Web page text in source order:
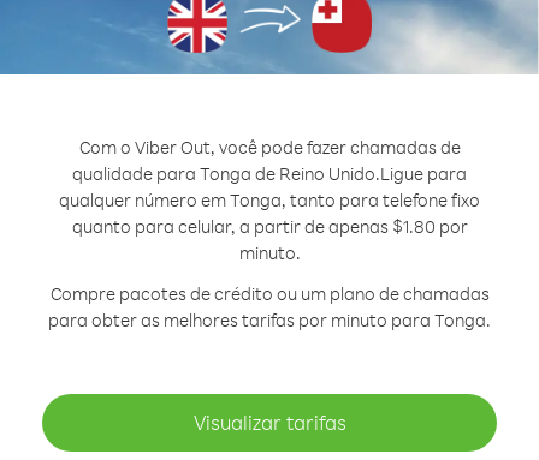
Com o Viber Out, você pode fazer chamadas de
qualidade para Tonga de Reino Unido.Ligue para
qualquer número em Tonga, tanto para telefone fixo
quanto para celular, a partir de apenas $1.80 por
minuto.
Compre pacotes de crédito ou um plano de chamadas
para obter as melhores tarifas por minuto para Tonga.
Visualizar tarifas